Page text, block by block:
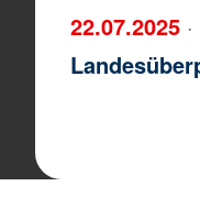
22.07.2025